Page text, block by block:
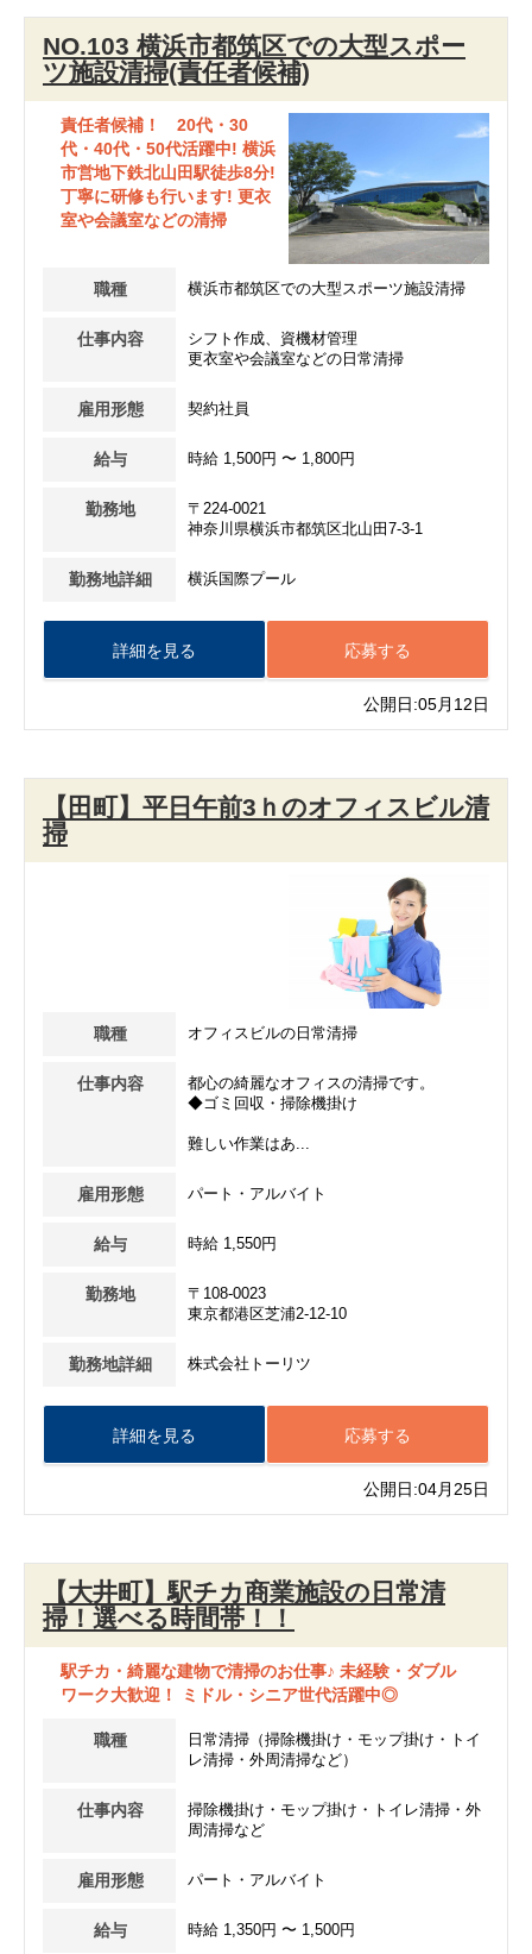
NO.103 横浜市都筑区での大型スポー
ツ施設清掃(責任者候補)
責任者候補！ 20代・30
代・40代・50代活躍中! 横浜
市営地下鉄北山田駅徒歩8分!
丁寧に研修も行います! 更衣
室や会議室などの清掃
職種 横浜市都筑区での大型スポーツ施設清掃
仕事内容
シフト作成、資機材管理
更衣室や会議室などの日常清掃
雇用形態 契約社員
給与 時給 1,500円 〜 1,800円
勤務地
〒224-0021
神奈川県横浜市都筑区北山田7-3-1
勤務地詳細 横浜国際プール
応募する
詳細を見る
公開日:05月12日
【田町】平日午前3ｈのオフィスビル清
掃
職種 オフィスビルの日常清掃
仕事内容
都心の綺麗なオフィスの清掃です。
◆ゴミ回収・掃除機掛け
難しい作業はあ...
雇用形態 パート・アルバイト
給与 時給 1,550円
勤務地
〒108-0023
東京都港区芝浦2-12-10
勤務地詳細 株式会社トーリツ
応募する
詳細を見る
公開日:04月25日
【大井町】駅チカ商業施設の日常清
掃！選べる時間帯！！
駅チカ・綺麗な建物で清掃のお仕事♪ 未経験・ダブル
ワーク大歓迎！ ミドル・シニア世代活躍中◎
職種
日常清掃（掃除機掛け・モップ掛け・トイ
レ清掃・外周清掃など）
仕事内容
掃除機掛け・モップ掛け・トイレ清掃・外
周清掃など
雇用形態 パート・アルバイト
給与 時給 1,350円 〜 1,500円